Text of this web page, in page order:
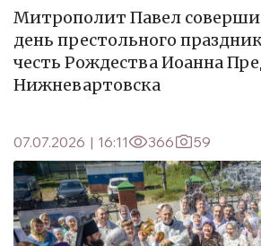
Митрополит Павел
день престольного
честь Рождества Иоанна
Нижневартовска
07.07.2026 | 16:11 366 59